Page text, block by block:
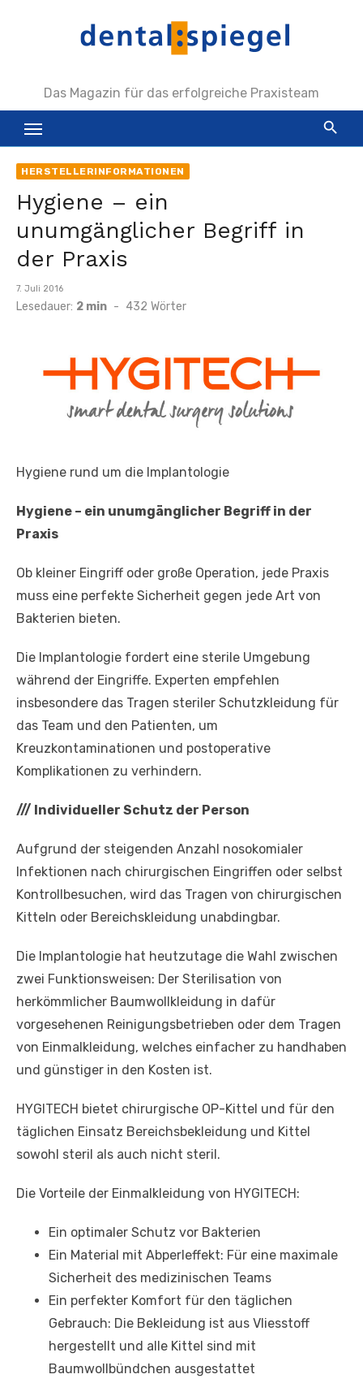
Das Magazin für das erfolgreiche Praxisteam
HERSTELLERINFORMATIONEN
Hygiene – ein
unumgänglicher Begriff in
der Praxis
Veröffentlicht
am
7. Juli 2016
Lesedauer: 2 min - 432 Wörter
Hygiene rund um die Implantologie
Hygiene – ein unumgänglicher Begriff in der
Praxis
Ob kleiner Eingriff oder große Operation, jede Praxis
muss eine perfekte Sicherheit gegen jede Art von
Bakterien bieten.
Die Implantologie fordert eine sterile Umgebung
während der Eingriffe. Experten empfehlen
insbesondere das Tragen steriler Schutzkleidung für
das Team und den Patienten, um
Kreuzkontaminationen und postoperative
Komplikationen zu verhindern.
/// Individueller Schutz der Person
Aufgrund der steigenden Anzahl nosokomialer
Infektionen nach chirurgischen Eingriffen oder selbst
Kontrollbesuchen, wird das Tragen von chirurgischen
Kitteln oder Bereichskleidung unabdingbar.
Die Implantologie hat heutzutage die Wahl zwischen
zwei Funktionsweisen: Der Sterilisation von
herkömmlicher Baumwollkleidung in dafür
vorgesehenen Reinigungsbetrieben oder dem Tragen
von Einmalkleidung, welches einfacher zu handhaben
und günstiger in den Kosten ist.
HYGITECH bietet chirurgische OP-Kittel und für den
täglichen Einsatz Bereichsbekleidung und Kittel
sowohl steril als auch nicht steril.
Die Vorteile der Einmalkleidung von HYGITECH:
Ein optimaler Schutz vor Bakterien
Ein Material mit Abperleffekt: Für eine maximale
Sicherheit des medizinischen Teams
Ein perfekter Komfort für den täglichen
Gebrauch: Die Bekleidung ist aus Vliesstoff
hergestellt und alle Kittel sind mit
Baumwollbündchen ausgestattet